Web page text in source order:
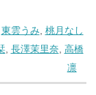
東雲うみ, 桃月なし
, 長澤茉里奈, 高橋
凛